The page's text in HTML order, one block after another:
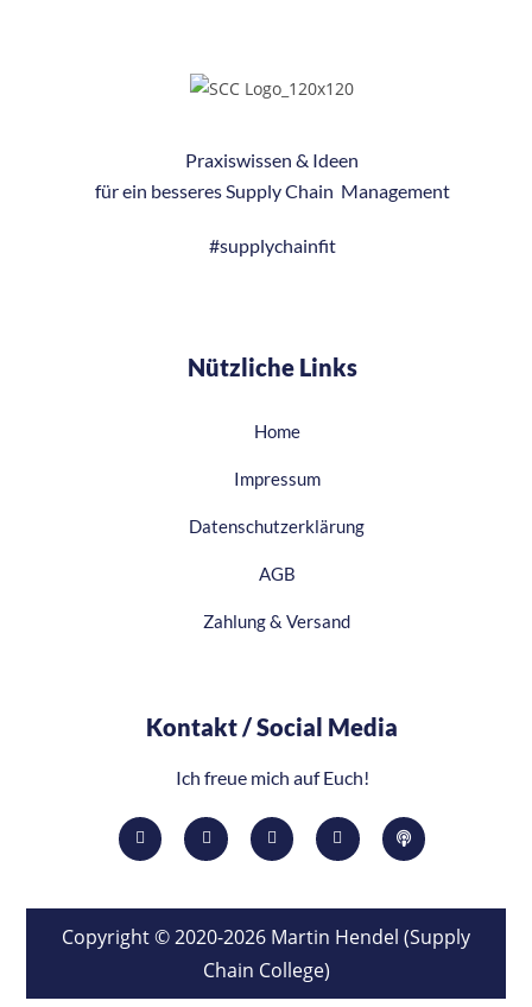
Praxiswissen & Ideen
für ein besseresSupply Chain Management
#supplychainfit
Nützliche Links
Home
Impressum
Datenschutzerklärung
AGB
Zahlung & Versand
Kontakt / Social Media​
Ich freue mich auf Euch!
Copyright © 2020-2026 Martin Hendel (Supply
Chain College)